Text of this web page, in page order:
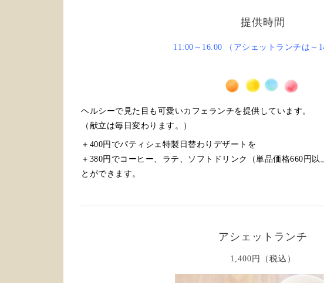
提供時間
11:00～16:00 （アシェットランチは～
ヘルシーで見た目も可愛いカフェランチを提供しています。
（献立は毎日変わります。）
＋400円でパティシェ特製日替わりデザートを
＋380円でコーヒー、ラテ、ソフトドリンク（単品価格660円以
とができます。
アシェットランチ
1,400円（税込）